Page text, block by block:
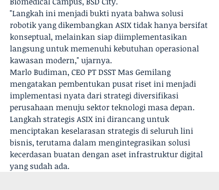
"Langkah ini menjadi bukti nyata bahwa solusi
robotik yang dikembangkan ASIX tidak hanya bersifat
konseptual, melainkan siap diimplementasikan
langsung untuk memenuhi kebutuhan operasional
kawasan modern," ujarnya.
Marlo Budiman, CEO PT DSST Mas Gemilang
mengatakan pembentukan pusat riset ini menjadi
implementasi nyata dari strategi diversifikasi
perusahaan menuju sektor teknologi masa depan.
Langkah strategis ASIX ini dirancang untuk
menciptakan keselarasan strategis di seluruh lini
bisnis, terutama dalam mengintegrasikan solusi
kecerdasan buatan dengan aset infrastruktur digital
yang sudah ada.